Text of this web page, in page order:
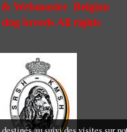
Webmaster Belgian
breeds All rights